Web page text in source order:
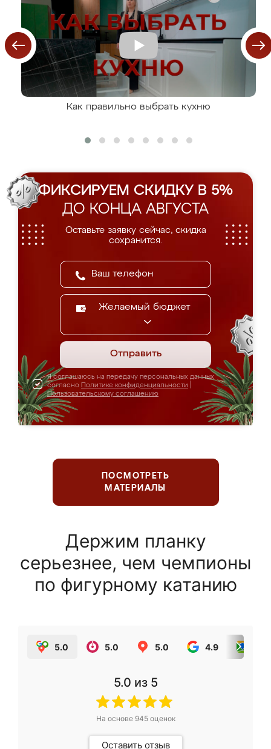
Как правильно выбрать кухню
ФИКСИРУЕМ СКИДКУ В 5%
ДО КОНЦА АВГУСТА
Оставьте заявку сейчас, скидка
сохранится.
Желаемый бюджет
Отправить
Я соглашаюсь на передачу персональных данных
согласно Политике конфиденциальности
Пользовательскому соглашению
ПОСМОТРЕТЬ
МАТЕРИАЛЫ
Держим планку
серьезнее, чем чемпионы
по фигурному катанию
5.0 5.0 5.0 4.9
5.0 из 5
На основе 945оценок
Оставить отзыв